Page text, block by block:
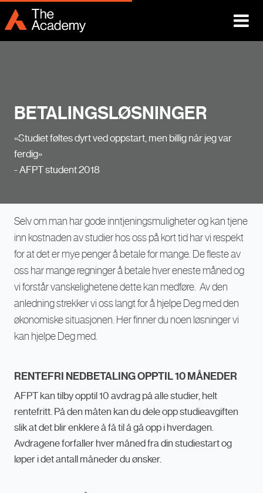
BETALINGSLØSNINGER
«Studiet føltes dyrt ved oppstart, men billig når jeg var
ferdig»
- AFPT student 2018
Selv om man har gode inntjeningsmuligheter og kan tjene
inn kostnaden av studier hos oss på kort tid har vi respekt
for at det er mye penger å betale for mange. De fleste av
oss har mange regninger å betale hver eneste måned og
vi forstår vanskelighetene dette kan medføre. Av den
anledning strekker vi oss langt for å hjelpe Deg med den
økonomiske situasjonen. Her finner du noen løsninger vi
kan hjelpe Deg med.
RENTEFRI NEDBETALING OPPTIL 10 MÅNEDER
AFPT kan tilby opptil 10 avdrag på alle studier, helt
rentefritt. På den måten kan du dele opp studieavgiften
slik at det blir enklere å få til å gå opp i hverdagen.
Avdragene forfaller hver måned fra din studiestart og
løper i det antall måneder du ønsker.